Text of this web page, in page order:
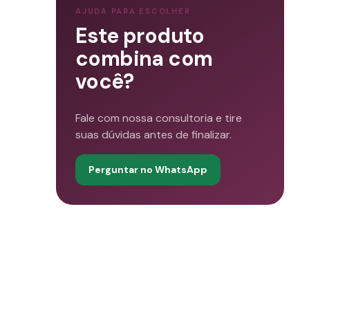
AJUDA PARA ESCOLHER
Este produto
combina com
você?
Fale com nossa consultoria e tire
suas dúvidas antes de finalizar.
Perguntar no WhatsApp